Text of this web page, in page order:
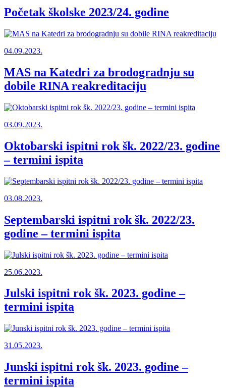
Početak školske 2023/24. godine
04.09.2023.
MAS na Katedri za brodogradnju su
dobile RINA reakreditaciju
03.09.2023.
Oktobarski ispitni rok šk. 2022/23. godine
– termini ispita
03.08.2023.
Septembarski ispitni rok šk. 2022/23.
godine – termini ispita
25.06.2023.
Julski ispitni rok šk. 2023. godine –
termini ispita
31.05.2023.
Junski ispitni rok šk. 2023. godine –
termini ispita